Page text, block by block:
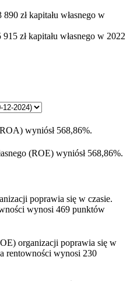
zł kapitału własnego w
zł kapitału własnego w 2022
wyniósł 568,86%.
(ROE) wyniósł 568,86%.
poprawia się w czasie.
wynosi 469 punktów
organizacji poprawia się w
rentowności wynosi 230